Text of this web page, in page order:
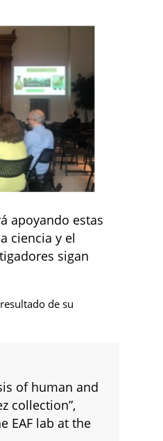
apoyando estas
ciencia y el
sigan
de su
of human and
collection”,
EAF lab at the